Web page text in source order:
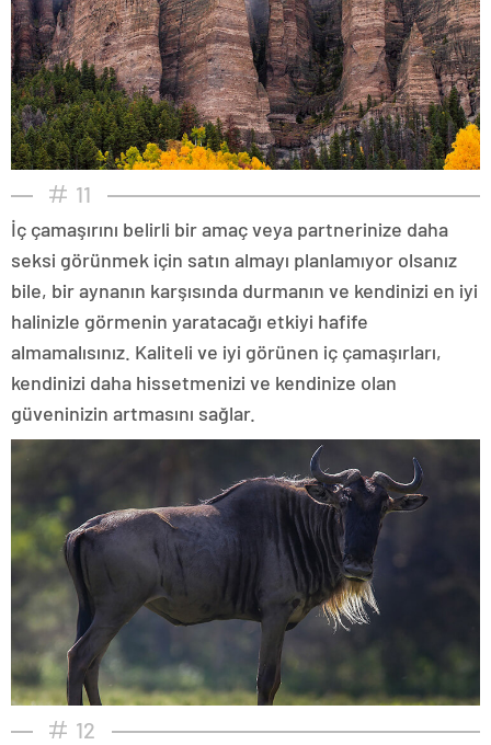
11
İç çamaşırını belirli bir amaç veya partnerinize daha
seksi görünmek için satın almayı planlamıyor olsanız
bile, bir aynanın karşısında durmanın ve kendinizi en iyi
halinizle görmenin yaratacağı etkiyi hafife
almamalısınız. Kaliteli ve iyi görünen iç çamaşırları,
kendinizi daha hissetmenizi ve kendinize olan
güveninizin artmasını sağlar.
12